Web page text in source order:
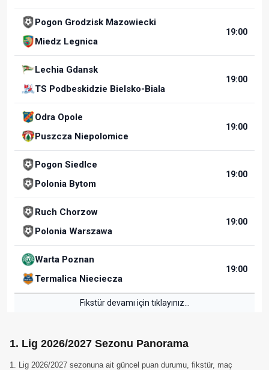
Pogon Grodzisk Mazowiecki
Miedz Legnica
19:00
Lechia Gdansk
TS Podbeskidzie Bielsko-Biala
19:00
Odra Opole
Puszcza Niepolomice
19:00
Pogon Siedlce
Polonia Bytom
19:00
Ruch Chorzow
Polonia Warszawa
19:00
Warta Poznan
Termalica Nieciecza
19:00
Fikstür devamı için tıklayınız...
1. Lig 2026/2027 Sezonu Panorama
1. Lig 2026/2027 sezonuna ait güncel puan durumu, fikstür, maç